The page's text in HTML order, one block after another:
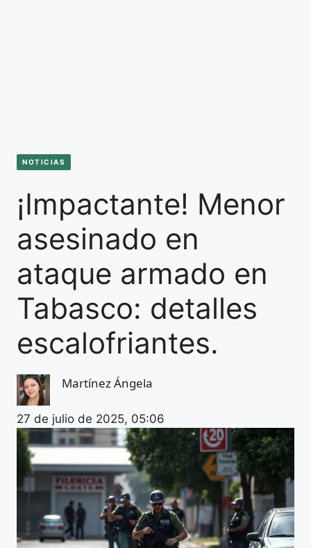
NOTICIAS
¡Impactante! Menor
asesinado en
ataque armado en
Tabasco: detalles
escalofriantes.
Martínez Ángela
27 de julio de 2025, 05:06